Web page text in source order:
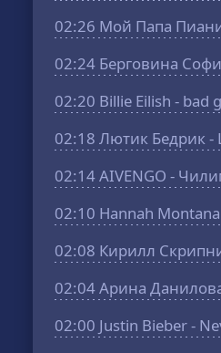
02:26 Мой Папа
02:24 Берговина
02:20 Billie Eilish - bad
02:18 Лютик Бедрик -
02:14AIVENGO -
02:10 Hannah
02:08 Кирилл
02:04Арина
02:00 Justin Bieber -